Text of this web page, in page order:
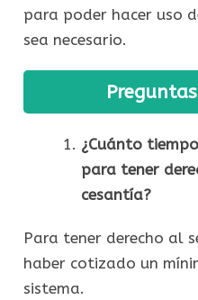
para poder hacer uso
sea necesario.
¿Cuánto
para tener
cesantía?
Para tener derecho al
haber cotizado un
sistema.